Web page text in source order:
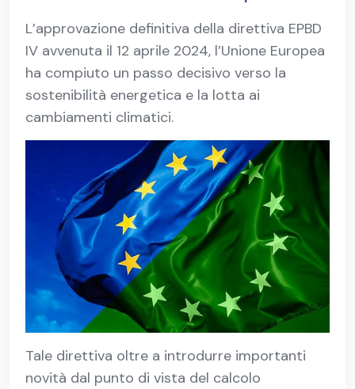
L’approvazione definitiva della direttiva EPBD
IV avvenuta il 12 aprile 2024, l’Unione Europea
ha compiuto un passo decisivo verso la
sostenibilità energetica e la lotta ai
cambiamenti climatici.
Tale direttiva oltre a introdurre importanti
novità dal punto di vista del calcolo